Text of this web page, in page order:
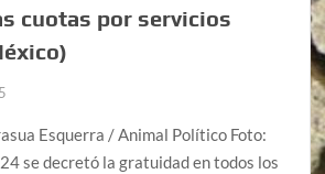
cuotas por servicios
Esquerra / Animal Político Foto:
se decretó la gratuidad en todos los